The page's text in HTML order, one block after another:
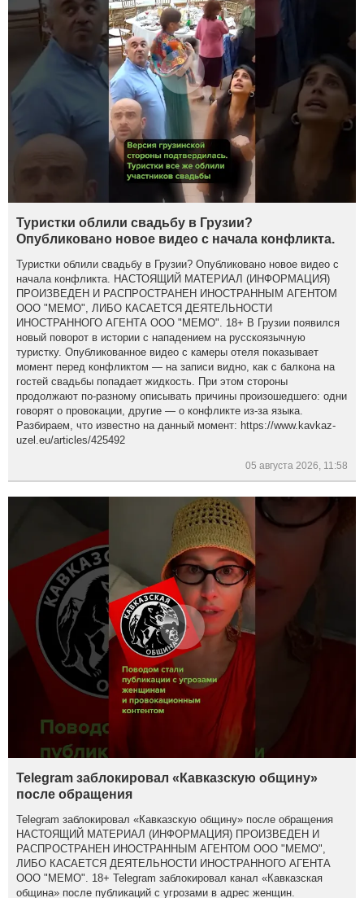
Туристки облили свадьбу в Грузии?
Опубликовано новое видео с начала конфликта.
Туристки облили свадьбу в Грузии? Опубликовано новое видео с
начала конфликта. НАСТОЯЩИЙ МАТЕРИАЛ (ИНФОРМАЦИЯ)
ПРОИЗВЕДЕН И РАСПРОСТРАНЕН ИНОСТРАННЫМ АГЕНТОМ
ООО "МЕМО", ЛИБО КАСАЕТСЯ ДЕЯТЕЛЬНОСТИ
ИНОСТРАННОГО АГЕНТА ООО "МЕМО". 18+ В Грузии появился
новый поворот в истории с нападением на русскоязычную
туристку. Опубликованное видео с камеры отеля показывает
момент перед конфликтом — на записи видно, как с балкона на
гостей свадьбы попадает жидкость. При этом стороны
продолжают по-разному описывать причины произошедшего: одни
говорят о провокации, другие — о конфликте из-за языка.
Разбираем, что известно на данный момент: https://www.kavkaz-
uzel.eu/articles/425492
05 августа 2026, 11:58
Telegram заблокировал «Кавказскую общину»
после обращения
Telegram заблокировал «Кавказскую общину» после обращения
НАСТОЯЩИЙ МАТЕРИАЛ (ИНФОРМАЦИЯ) ПРОИЗВЕДЕН И
РАСПРОСТРАНЕН ИНОСТРАННЫМ АГЕНТОМ ООО "МЕМО",
ЛИБО КАСАЕТСЯ ДЕЯТЕЛЬНОСТИ ИНОСТРАННОГО АГЕНТА
ООО "МЕМО". 18+ Telegram заблокировал канал «Кавказская
община» после публикаций с угрозами в адрес женщин.